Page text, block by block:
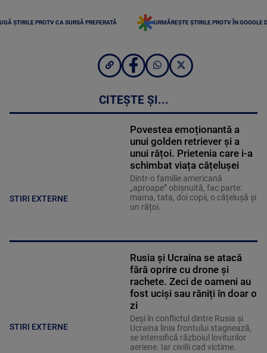
ȘTIRILE PROTV CA SURSĂ PREFERATĂ URMĂREȘTE ȘTIRILE PROTV ÎN GOOGLE
CITEȘTE ȘI...
STIRI EXTERNE
Povestea emoționantă a
unui golden retriever și a
unui rățoi. Prietenia care i-a
schimbat viața cățelușei
Dintr-o familie americană
„aproape” obișnuită, fac parte:
mama, tata, doi copii, o cățelușă și
un rățoi.
STIRI EXTERNE
Rusia și Ucraina se atacă
fără oprire cu drone și
rachete. Zeci de oameni au
fost uciși sau răniți în doar o
zi
Deși în conflictul dintre Rusia și
Ucraina linia frontului stagnează,
se intensifică războiul loviturilor
aeriene. Iar civilii cad victime.